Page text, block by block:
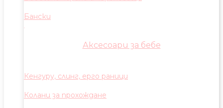
Бански
Аксесоари за бебе
Кенгуру, слинг, ерго раници
Колани за прохождане